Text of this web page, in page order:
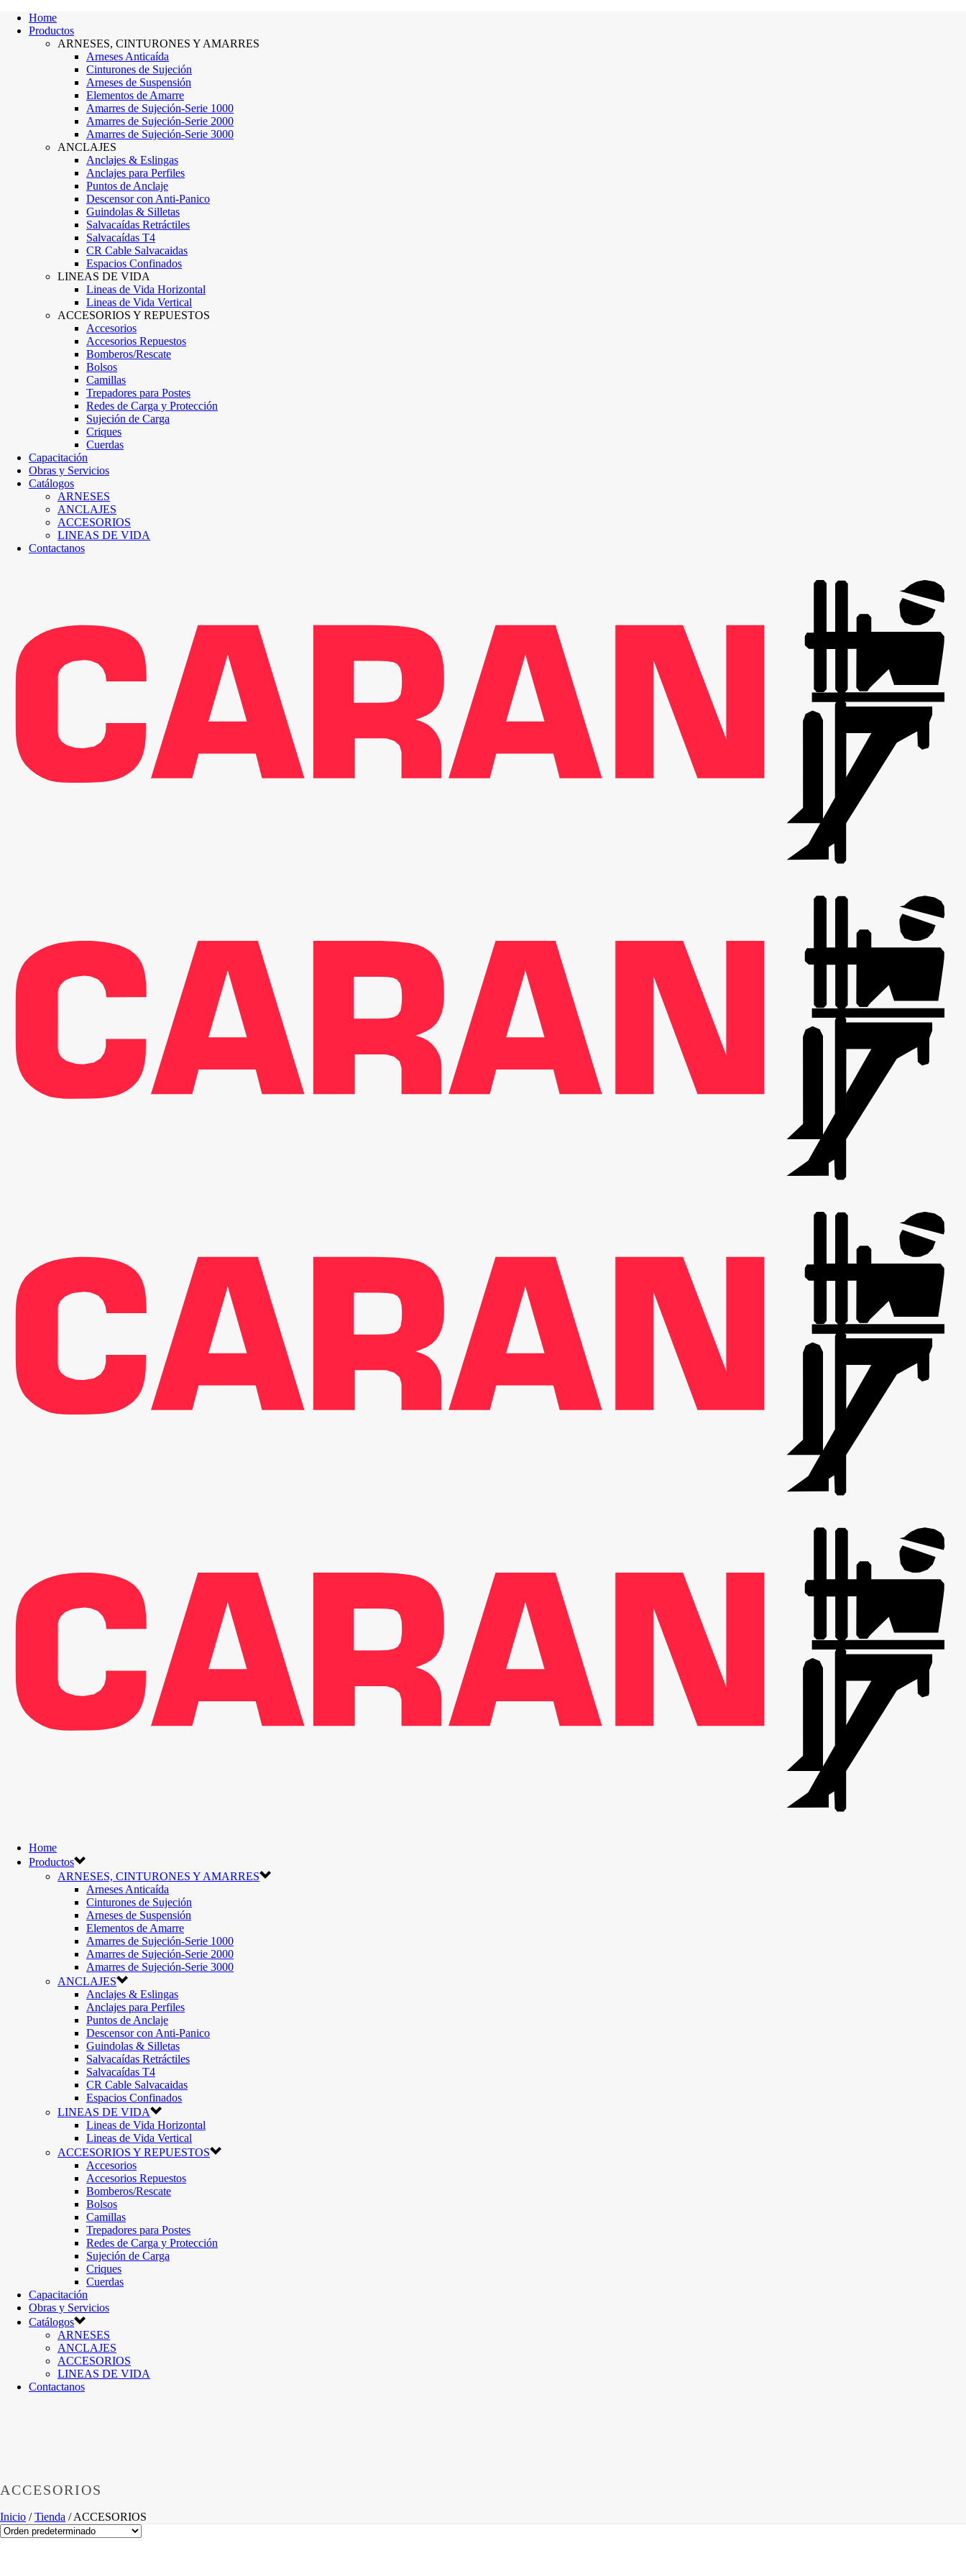
Home
Productos
ARNESES, CINTURONES Y AMARRES
Arneses Anticaída
Cinturones de Sujeción
Arneses de Suspensión
Elementos de Amarre
Amarres de Sujeción-Serie 1000
Amarres de Sujeción-Serie 2000
Amarres de Sujeción-Serie 3000
ANCLAJES
Anclajes & Eslingas
Anclajes para Perfiles
Puntos de Anclaje
Descensor con Anti-Panico
Guindolas & Silletas
Salvacaídas Retráctiles
Salvacaídas T4
CR Cable Salvacaidas
Espacios Confinados
LINEAS DE VIDA
Lineas de Vida Horizontal
Lineas de Vida Vertical
ACCESORIOS Y REPUESTOS
Accesorios
Accesorios Repuestos
Bomberos/Rescate
Bolsos
Camillas
Trepadores para Postes
Redes de Carga y Protección
Sujeción de Carga
Criques
Cuerdas
Capacitación
Obras y Servicios
Catálogos
ARNESES
ANCLAJES
ACCESORIOS
LINEAS DE VIDA
Contactanos
Home
Productos
ARNESES, CINTURONES Y AMARRES
Arneses Anticaída
Cinturones de Sujeción
Arneses de Suspensión
Elementos de Amarre
Amarres de Sujeción-Serie 1000
Amarres de Sujeción-Serie 2000
Amarres de Sujeción-Serie 3000
ANCLAJES
Anclajes & Eslingas
Anclajes para Perfiles
Puntos de Anclaje
Descensor con Anti-Panico
Guindolas & Silletas
Salvacaídas Retráctiles
Salvacaídas T4
CR Cable Salvacaidas
Espacios Confinados
LINEAS DE VIDA
Lineas de Vida Horizontal
Lineas de Vida Vertical
ACCESORIOS Y REPUESTOS
Accesorios
Accesorios Repuestos
Bomberos/Rescate
Bolsos
Camillas
Trepadores para Postes
Redes de Carga y Protección
Sujeción de Carga
Criques
Cuerdas
Capacitación
Obras y Servicios
Catálogos
ARNESES
ANCLAJES
ACCESORIOS
LINEAS DE VIDA
Contactanos
ACCESORIOS
Inicio /Tienda /ACCESORIOS